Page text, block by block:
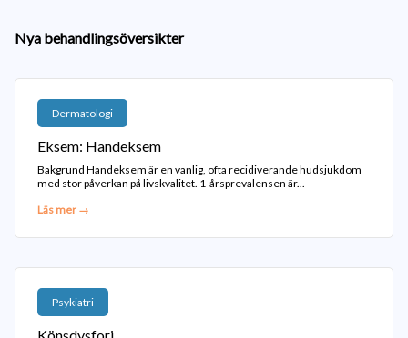
Nya behandlingsöversikter
Dermatologi
Eksem: Handeksem
Bakgrund Handeksem är en vanlig, ofta recidiverande hudsjukdom
med stor påverkan på livskvalitet. 1-årsprevalensen är...
Läs mer →
Psykiatri